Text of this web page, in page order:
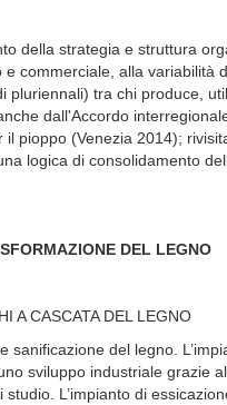
della strategia e struttura
commerciale, alla
tra chi produce,
dall'Accordo
pioppo (Venezia 2014);
logica di consolidamento
DEL
A CASCATA DEL LEGNO
del legno.
sviluppo industriale grazie
L’impianto di